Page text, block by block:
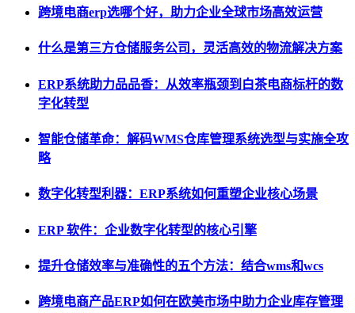
跨境电商erp选哪个好，助力企业全球市场高效运营
什么是第三方仓储服务公司，灵活高效的物流解决方案
ERP系统助力品品香：从效率瓶颈到白茶电商标杆的数
字化转型
智能仓储革命：解码WMS仓库管理系统选型与实施全攻
略
数字化转型利器：ERP系统如何重塑企业核心场景
ERP 软件：企业数字化转型的核心引擎
提升仓储效率与准确性的五个方法：结合wms和wcs
跨境电商产品ERP如何在欧美市场中助力企业库存管理